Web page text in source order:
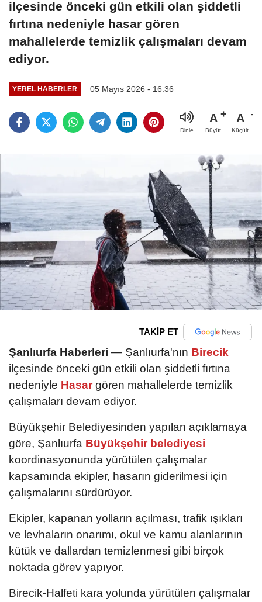
ilçesinde önceki gün etkili olan şiddetli
fırtına nedeniyle hasar gören
mahallelerde temizlik çalışmaları devam
ediyor.
YEREL HABERLER 05 Mayıs 2026 - 16:36
Dinle
A
Büyüt
A
Küçült
TAKİP ET
Şanlıurfa Haberleri — Şanlıurfa'nın Birecik
ilçesinde önceki gün etkili olan şiddetli fırtına
nedeniyle Hasargören mahallelerde temizlik
çalışmaları devam ediyor.
Büyükşehir Belediyesinden yapılan açıklamaya
göre, Şanlıurfa Büyükşehir belediyesi
koordinasyonunda yürütülen çalışmalar
kapsamında ekipler, hasarın giderilmesi için
çalışmalarını sürdürüyor.
Ekipler, kapanan yolların açılması, trafik ışıkları
ve levhaların onarımı, okul ve kamu alanlarının
kütük ve dallardan temizlenmesi gibi birçok
noktada görev yapıyor.
Birecik-Halfeti kara yolunda yürütülen çalışmalar